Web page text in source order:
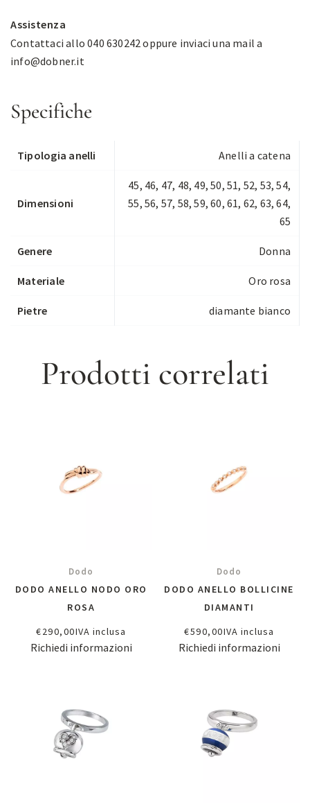
Assistenza
Contattaci allo 040 630242 oppure inviaci una mail a
info@dobner.it
Specifiche
Tipologia anelli Anelli a catena
Dimensioni
45, 46, 47, 48, 49, 50, 51, 52, 53, 54,
55, 56, 57, 58, 59, 60, 61, 62, 63, 64,
65
Genere Donna
Materiale Oro rosa
Pietre diamante bianco
Prodotti correlati
Dodo
DODO ANELLO NODO ORO
ROSA
€290,00IVA inclusa
Richiedi informazioni
Dodo
DODO ANELLO BOLLICINE
DIAMANTI
€590,00IVA inclusa
Richiedi informazioni